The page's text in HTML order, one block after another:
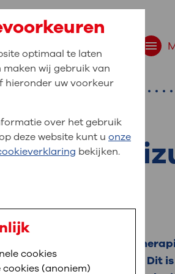
naar op
,Uw bezoek aan OLVG
gegevens
kunt u uw medische
breidt MijnOLVG
-
van deze bijwerkingen. Dit
optimaal te laten
wij gebruik van
hieronder uw voorkeur
over het gebruik
deze website kunt u onze
bekijken.
cookies
cookies (anoniem)